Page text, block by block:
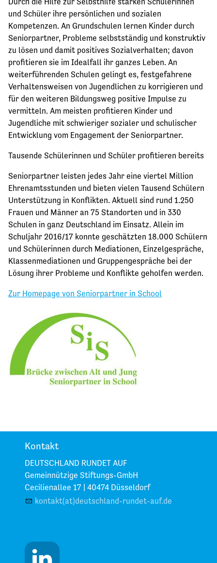
und Schüler ihre persönlichen und sozialen
Kompetenzen. An Grundschulen lernen Kinder durch
Seniorpartner, Probleme selbstständig und konstruktiv
zu lösen und damit positives Sozialverhalten; davon
profitieren sie im Idealfall ihr ganzes Leben. An
weiterführenden Schulen gelingt es, festgefahrene
Verhaltensweisen von Jugendlichen zu korrigieren und
für den weiteren Bildungsweg positive Impulse zu
vermitteln. Am meisten profitieren Kinder und
Jugendliche mit schwieriger sozialer und schulischer
Entwicklung vom Engagement der Seniorpartner.
Tausende Schülerinnen und Schüler profitieren bereits
Seniorpartner leisten jedes Jahr eine viertel Million
Ehrenamtsstunden und bieten vielen Tausend Schülern
Unterstützung in Konflikten. Aktuell sind rund 1.250
Frauen und Männer an 75 Standorten und in 330
Schulen in ganz Deutschland im Einsatz. Allein im
Schuljahr 2016/17 konnte geschätzten 18.000 Schülern
und Schülerinnen durch Mediationen, Einzelgespräche,
Klassenmediationen und Gruppengespräche bei der
Lösung ihrer Probleme und Konflikte geholfen werden.
Zur Homepage von Seniorpartner in School
Kontakt
DEUTSCHLAND RUNDET AUF
Gemeinnützige Stiftungs-GmbH
Cecilienallee 17 | 40474 Düsseldorf
kontakt(at)deutschland-rundet-auf.de